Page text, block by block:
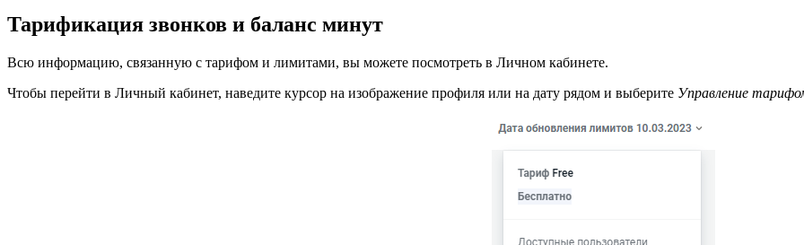
Тарификация звонков и баланс минут
Всю информацию, связанную с тарифом и лимитами, вы можете посмотреть в Личном кабинете.
Чтобы перейти в Личный кабинет, наведите курсор на изображение профиля или на дату рядом и выберите Управление